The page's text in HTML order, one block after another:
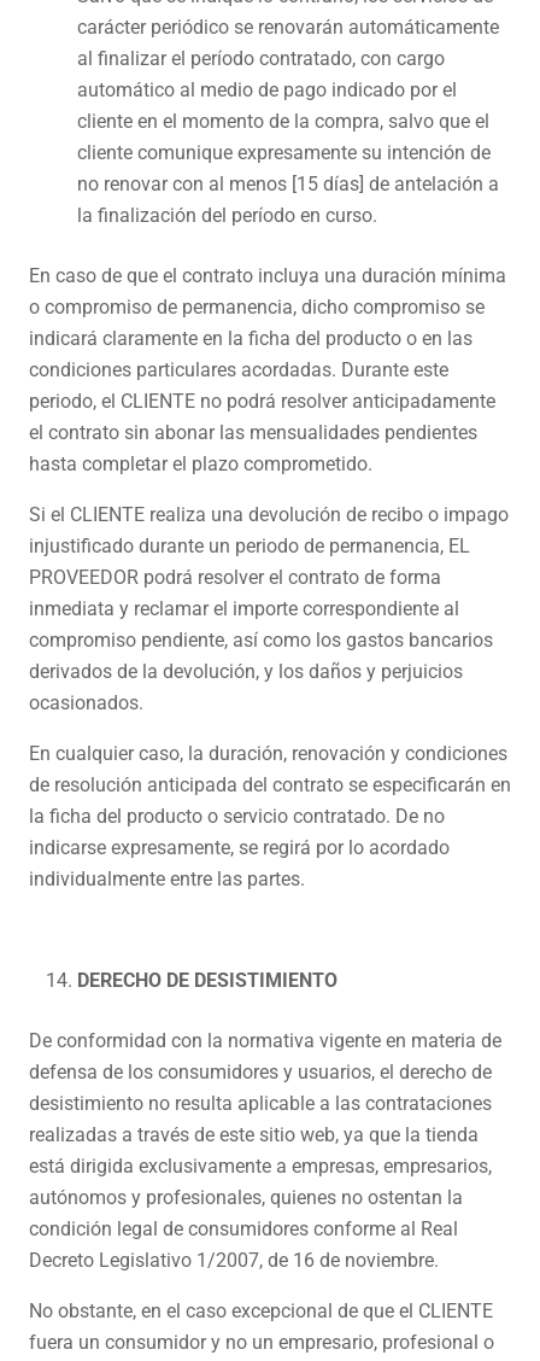
carácter periódico se renovarán automáticamente
al finalizar el período contratado, con cargo
automático al medio de pago indicado por el
cliente en el momento de la compra, salvo que el
cliente comunique expresamente su intención de
no renovar con al menos [15 días] de antelación a
la finalización del período en curso.
En caso de que el contrato incluya una duración mínima
o compromiso de permanencia, dicho compromiso se
indicará claramente en la ficha del producto o en las
condiciones particulares acordadas. Durante este
periodo, el CLIENTE no podrá resolver anticipadamente
el contrato sin abonar las mensualidades pendientes
hasta completar el plazo comprometido.
Si el CLIENTE realiza una devolución de recibo o impago
injustificado durante un periodo de permanencia, EL
PROVEEDOR podrá resolver el contrato de forma
inmediata y reclamar el importe correspondiente al
compromiso pendiente, así como los gastos bancarios
derivados de la devolución, y los daños y perjuicios
ocasionados.
En cualquier caso, la duración, renovación y condiciones
de resolución anticipada del contrato se especificarán en
la ficha del producto o servicio contratado. De no
indicarse expresamente, se regirá por lo acordado
individualmente entre las partes.
DERECHO DE DESISTIMIENTO
De conformidad con la normativa vigente en materia de
defensa de los consumidores y usuarios, el derecho de
desistimiento no resulta aplicable a las contrataciones
realizadas a través de este sitio web, ya que la tienda
está dirigida exclusivamente a empresas, empresarios,
autónomos y profesionales, quienes no ostentan la
condición legal de consumidores conforme al Real
Decreto Legislativo 1/2007, de 16 de noviembre.
No obstante, en el caso excepcional de que el CLIENTE
fuera un consumidor y no un empresario, profesional o